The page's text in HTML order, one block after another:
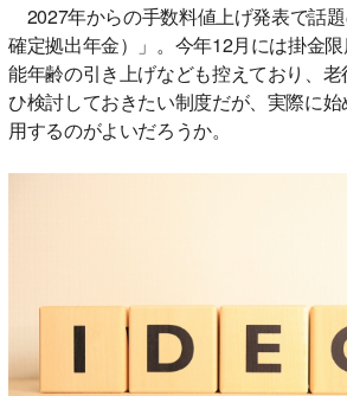
2027年からの手数料値上げ発表で話
確定拠出年金）」。今年12月には掛金
能年齢の引き上げなども控えており、
ひ検討しておきたい制度だが、実際に
用するのがよいだろうか。